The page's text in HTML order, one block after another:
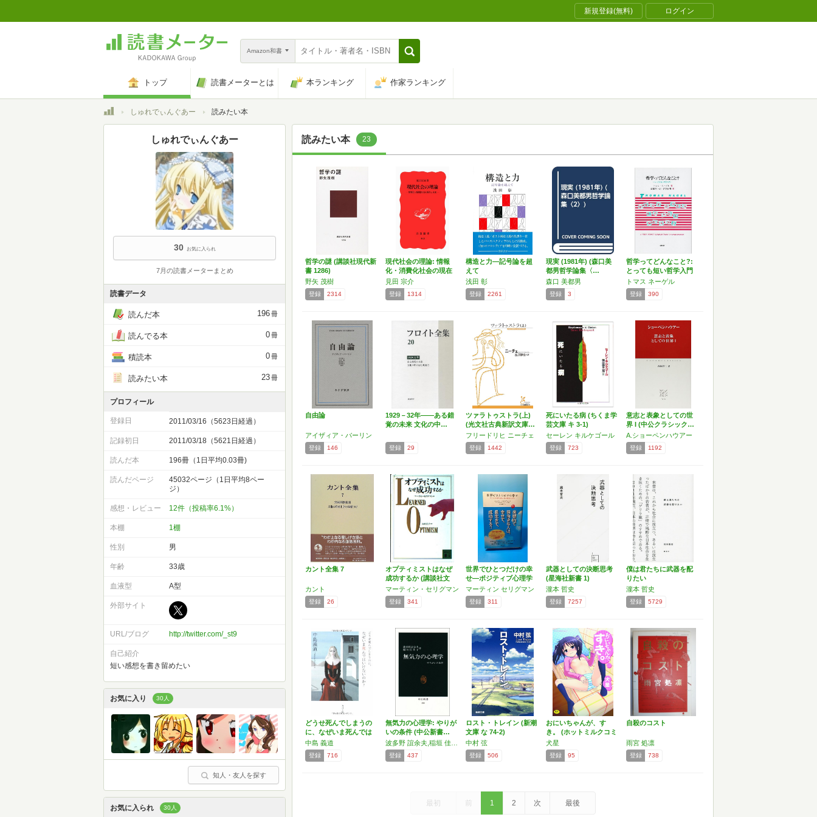
新規登録(無料) ログイン
Amazon和書
トップ 読書メーターとは 本ランキング 作家ランキング
トップしゅれでぃんぐあー 読みたい本
読みたい本 23
哲学の謎 (講談社現代新
書 1286)
野矢 茂樹
登録 2314
現代社会の理論: 情報
化・消費化社会の現在
と…
見田 宗介
登録 1314
構造と力―記号論を超
えて
浅田 彰
登録 2261
現実 (1981年) (森口美
都男哲学論集〈…
森口 美都男
登録 3
哲学ってどんなこと?:
とっても短い哲学入門
トマス ネーゲル
登録 390
自由論
アイザィア・バーリン
登録 146
1929－32年――ある錯
覚の未来 文化の中…
登録 29
ツァラトゥストラ(上)
(光文社古典新訳文庫…
フリードリヒ ニーチェ
登録 1442
死にいたる病 (ちくま学
芸文庫 キ 3-1)
セーレン キルケゴール
登録 723
意志と表象としての世
界 I (中公クラシック…
A.ショーペンハウアー
登録 1192
カント全集 7
カント
登録 26
オプティミストはなぜ
成功するか (講談社文
庫…
マーティン・セリグマン
登録 341
世界でひとつだけの幸
せ―ポジティブ心理学
が教…
マーティン セリグマン
登録 311
武器としての決断思考
(星海社新書 1)
瀧本 哲史
登録 7257
僕は君たちに武器を配
りたい
瀧本 哲史
登録 5729
どうせ死んでしまうの
に、なぜいま死んでは
いけ…
中島 義道
登録 716
無気力の心理学: やりが
いの条件 (中公新書…
登録 437
ロスト・トレイン (新潮
文庫 な 74-2)
中村 弦
登録 506
おにいちゃんが、す
き。 (ホットミルクコミ
ッ…
犬星
登録 95
自殺のコスト
雨宮 処凛
登録 738
最初 前 1 2 次 最後
しゅれでぃんぐあー
30 お気に入られ
7月の読書メーターまとめ
読書データ
読んだ本 196冊
読んでる本 0冊
積読本 0冊
読みたい本 23冊
プロフィール
登録日 2011/03/16（5623日経過）
記録初日 2011/03/18（5621日経過）
読んだ本 196冊（1日平均0.03冊)
読んだページ
45032ページ（1日平均8ペー
ジ）
感想・レビュー 12件（投稿率6.1%）
本棚 1棚
性別 男
年齢 33歳
血液型 A型
外部サイト
URL/ブログ http://twitter.com/_st9
自己紹介
短い感想を書き留めたい
お気に入り 30人
知人・友人を探す
お気に入られ 30人